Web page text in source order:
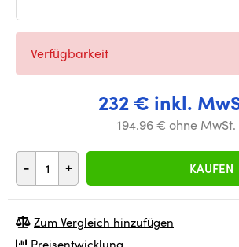
232 € inkl.
194.96 € ohne MwSt.
- + KAUFEN
Verfügbarkeit
Zum Vergleich hinzufügen